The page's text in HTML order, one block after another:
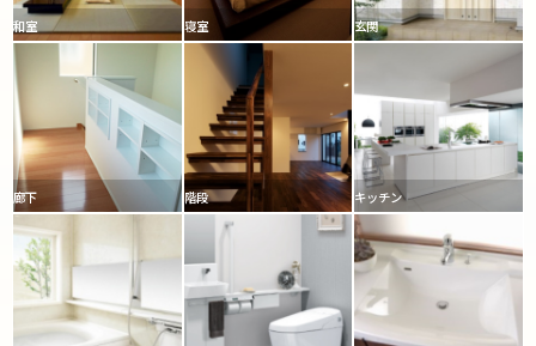
和室 寝室 玄関
廊下 階段 キッチン